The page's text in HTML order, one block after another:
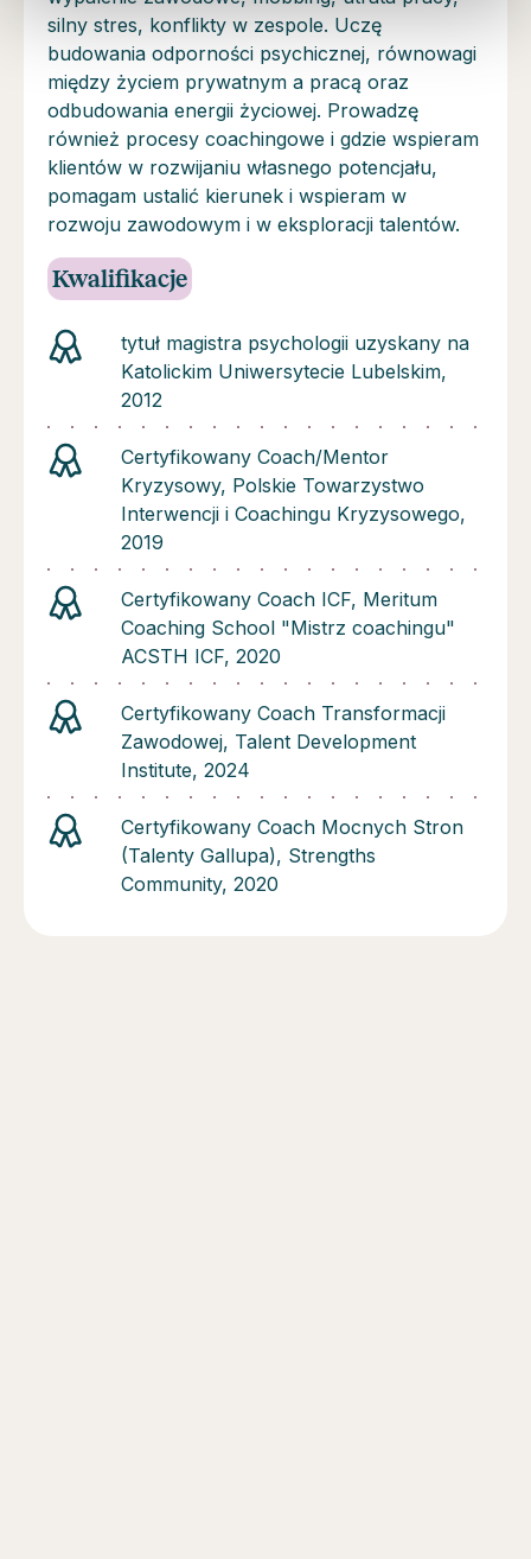
silny stres, konflikty w zespole. Uczę
budowania odporności psychicznej, równowagi
między życiem prywatnym a pracą oraz
odbudowania energii życiowej. Prowadzę
również procesy coachingowe i gdzie wspieram
klientów w rozwijaniu własnego potencjału,
pomagam ustalić kierunek i wspieram w
rozwoju zawodowym i w eksploracji talentów.
Kwalifikacje
tytuł magistra psychologii uzyskany na
Katolickim Uniwersytecie Lubelskim,
2012
Certyfikowany Coach/Mentor
Kryzysowy, Polskie Towarzystwo
Interwencji i Coachingu Kryzysowego,
2019
Certyfikowany Coach ICF, Meritum
Coaching School "Mistrz coachingu"
ACSTH ICF, 2020
Certyfikowany Coach Transformacji
Zawodowej, Talent Development
Institute, 2024
Certyfikowany Coach Mocnych Stron
(Talenty Gallupa), Strengths
Community, 2020